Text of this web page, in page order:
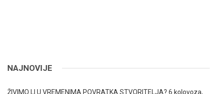
NAJNOVIJE
ŽIVIMO LI U VREMENIMA POVRATKA STVORITELJA? 6 kolovoza,